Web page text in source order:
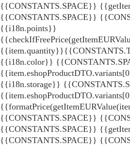
{{CONSTANTS.SPACE}}
{{CONSTANTS.SPACE}}
{{i18n.points}}
{{i18n.color}}
{{i18n.storage}}
{{CONSTANTS.SPACE}}
{{CONSTANTS.SPACE}}
{{CONSTANTS.SPACE}}